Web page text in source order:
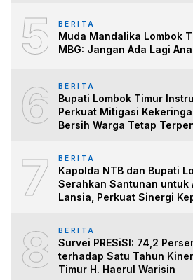
5 BERITA
Muda Mandalika Lombok
MBG: Jangan Ada Lagi
6 BERITA
Bupati Lombok Timur
Perkuat Mitigasi
Bersih Warga Tetap
7 BERITA
Kapolda NTB dan Bupati
Serahkan Santunan untuk
Lansia, Perkuat Sinergi
8 BERITA
Survei PRESiSI: 74,2
terhadap Satu Tahun
Timur H. Haerul Warisin